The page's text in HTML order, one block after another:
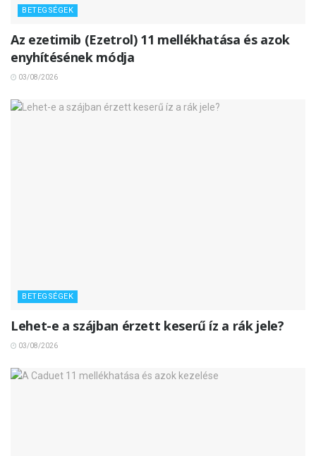
BETEGSÉGEK
Az ezetimib (Ezetrol) 11 mellékhatása és azok
enyhítésének módja
03/08/2026
BETEGSÉGEK
Lehet-e a szájban érzett keserű íz a rák jele?
03/08/2026